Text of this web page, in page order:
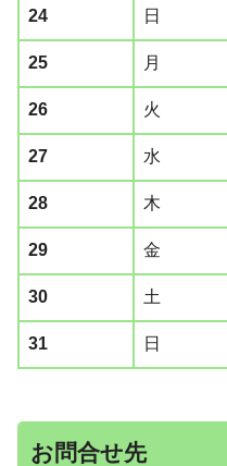
24 日
25 月
26 火
27 水
28 木
29 金
30 土
31 日
お問合せ先